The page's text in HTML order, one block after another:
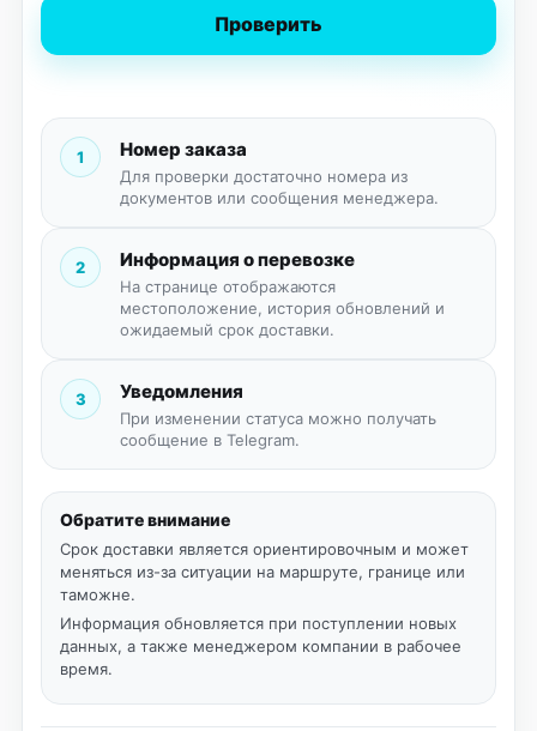
Проверить
1 Номер заказа
Для проверки достаточно номера из
документов или сообщения менеджера.
2 Информация о перевозке
На странице отображаются
местоположение, история обновлений и
ожидаемый срок доставки.
3 Уведомления
При изменении статуса можно получать
сообщение в Telegram.
Обратите внимание
Срок доставки является ориентировочным и может
меняться из-за ситуации на маршруте, границе или
таможне.
Информация обновляется при поступлении новых
данных, а также менеджером компании в рабочее
время.